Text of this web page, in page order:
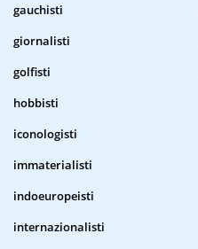
gauchisti
giornalisti
golfisti
hobbisti
iconologisti
immaterialisti
indoeuropeisti
internazionalisti